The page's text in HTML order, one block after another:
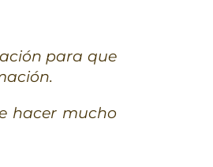
para que
hacer mucho